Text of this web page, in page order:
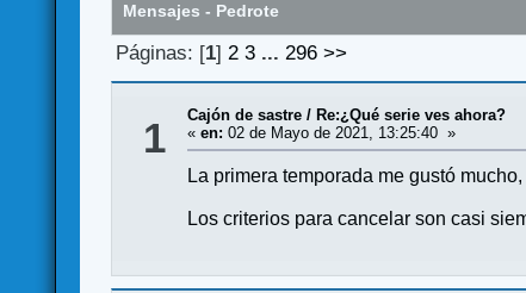
Mensajes - Pedrote
Páginas: [1] 2 3 ... 296 >>
1 Cajón de sastre / Re:¿Qué serie ves ahora?
«en: 02 de Mayo de 2021, 13:25:40 »
La primera temporada me gustó
Los criterios para cancelar son casi